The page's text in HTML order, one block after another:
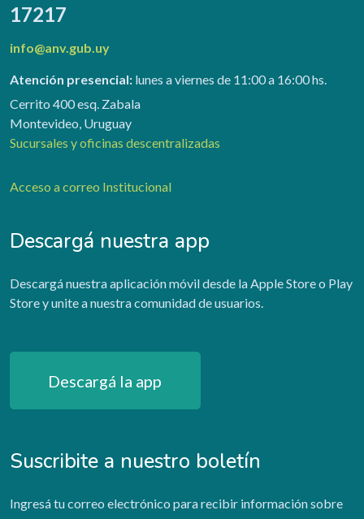
17217
info@anv.gub.uy
Atención presencial: lunes a viernes de 11:00 a 16:00 hs.
Cerrito 400 esq. Zabala
Montevideo, Uruguay
Sucursales y oficinas descentralizadas
Acceso a correo Institucional
Descargá nuestra app
Descargá nuestra aplicación móvil desde la Apple Store o Play
Store y unite a nuestra comunidad de usuarios.
Descargá la app
Suscribite a nuestro boletín
Ingresá tu correo electrónico para recibir información sobre